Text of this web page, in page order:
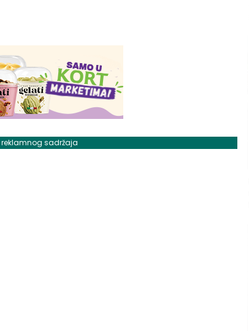
reklamnog sadržaja